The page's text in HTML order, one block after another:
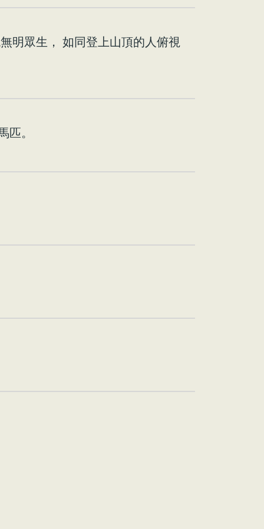
明眾生， 如同登上山頂的人俯視
匹。